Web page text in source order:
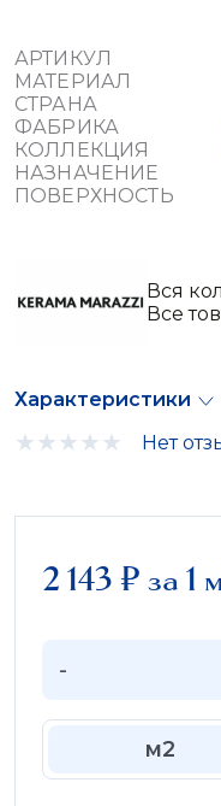
АРТИКУЛ
МАТЕРИАЛ
СТРАНА
ФАБРИКА
КОЛЛЕКЦИЯ
НАЗНАЧЕНИЕ
ПОВЕРХНОСТЬ
Вся
Все
Характеристики
Нет
2 143₽за 1
-
м2